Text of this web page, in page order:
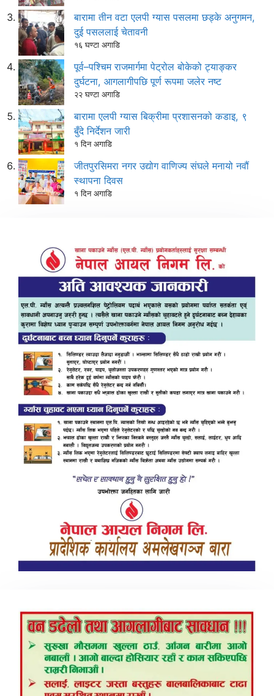
बारामा तीन वटा एलपी ग्यास पसलमा छड्के अनुगमन,
दुई पसललाई चेतावनी
१६ घण्टा अगाडि
पूर्व–पश्चिम राजमार्गमा पेट्रोल बोकेको ट्याङ्कर
दुर्घटना, आगलागीपछि पूर्ण रूपमा जलेर नष्ट
२२ घण्टा अगाडि
बारामा एलपी ग्यास बिक्रीमा प्रशासनको कडाइ, ९
बुँदे निर्देशन जारी
१ दिन अगाडि
जीतपुरसिमरा नगर उद्योग वाणिज्य संघले मनायो नवौं
स्थापना दिवस
१ दिन अगाडि